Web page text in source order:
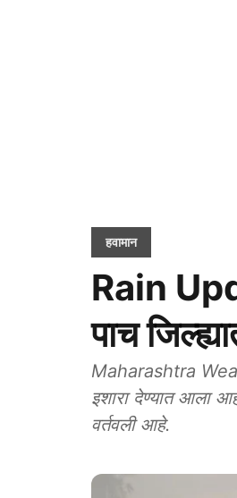
हवामान
Rain
पाच
Maharashtra
इशारा देण्यात आला
वर्तवली आहे.